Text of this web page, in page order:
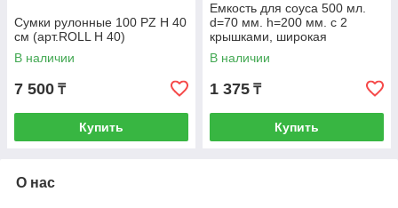
Сумки рулонные 100 PZ H 40
см (арт.ROLL H 40)
В наличии
7 500 ₸
Купить
Емкость для соуса 500 мл.
d=70 мм. h=200 мм. с 2
крышками, широкая
прозрачная, крышки красны
GP /1/
В наличии
1 375 ₸
Купить
О нас